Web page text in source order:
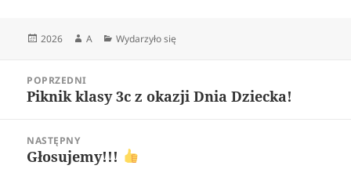
Data
2026 Autor
A Kategorie
Wydarzyło się
wpisuPOPRZEDNI
Poprzedni
Piknik klasy 3c z okazji Dnia Dziecka!
NASTĘPNY
Następny
Głosujemy!!!